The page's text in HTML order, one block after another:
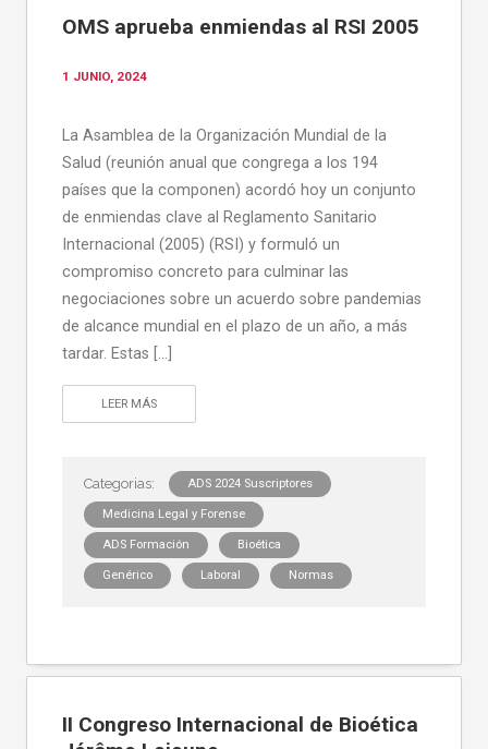
OMS aprueba enmiendas al RSI 2005
1 JUNIO, 2024
La Asamblea de la Organización Mundial de la
Salud (reunión anual que congrega a los 194
países que la componen) acordó hoy un conjunto
de enmiendas clave al Reglamento Sanitario
Internacional (2005) (RSI) y formuló un
compromiso concreto para culminar las
negociaciones sobre un acuerdo sobre pandemias
de alcance mundial en el plazo de un año, a más
tardar. Estas […]
LEER MÁS
ADS 2024 Suscriptores
Medicina Legal y Forense
ADS Formación Bioética
Genérico Laboral Normas
II Congreso Internacional de Bioética